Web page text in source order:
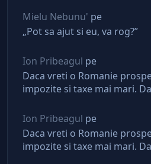
Mielu Nebunu' pe
„Pot sa ajut si eu, va rog?”
Ion Pribeagul pe
Daca vreti o Romanie
impozite si taxe mai mari.
Ion Pribeagul pe
Daca vreti o Romanie
impozite si taxe mai mari.